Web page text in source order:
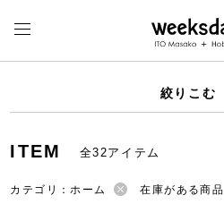
絞りこむ
ITEM 全32アイテム
カテゴリ：ホーム 在庫がある商品